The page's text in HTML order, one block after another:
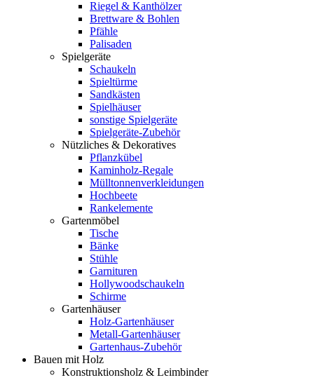
Riegel & Kanthölzer
Brettware & Bohlen
Pfähle
Palisaden
Spielgeräte
Schaukeln
Spieltürme
Sandkästen
Spielhäuser
sonstige Spielgeräte
Spielgeräte-Zubehör
Nützliches & Dekoratives
Pflanzkübel
Kaminholz-Regale
Mülltonnenverkleidungen
Hochbeete
Rankelemente
Gartenmöbel
Tische
Bänke
Stühle
Garnituren
Hollywoodschaukeln
Schirme
Gartenhäuser
Holz-Gartenhäuser
Metall-Gartenhäuser
Gartenhaus-Zubehör
Bauen mit Holz
Konstruktionsholz & Leimbinder